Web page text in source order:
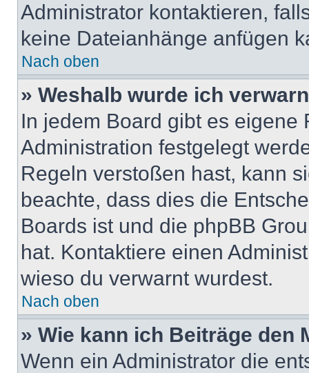
Administrator kontaktieren,
keine Dateianhänge anfügen
Nach oben
» Weshalb wurde ich
In jedem Board gibt es
Administration festgelegt
Regeln verstoßen hast, kann
beachte, dass dies die
Boards ist und die phpBB
hat. Kontaktiere einen
wieso du verwarnt wurdest.
Nach oben
» Wie kann ich Beiträge den
Wenn ein Administrator die